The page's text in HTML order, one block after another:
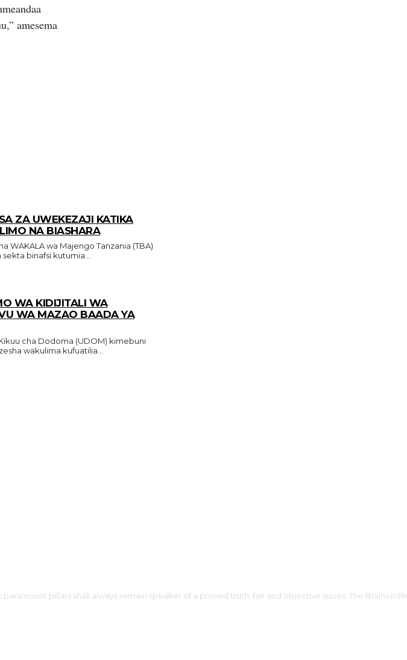
amesema
ZA UWEKEZAJI KATIKA
NA BIASHARA
binafsi kutumia...
WA KIDIJITALI WA
WA MAZAO BAADA YA
wakulima kufuatilia...
pillars shall always remain speaker of a proved truth; fair and objective issues. The Brains